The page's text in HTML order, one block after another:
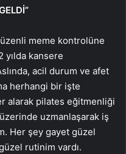
meme kontrolüne
kansere
acil durum ve afet
herhangi bir işte
alarak pilates eğitmenliği
uzmanlaşarak iş
Her şey gayet güzel
rutinim vardı.